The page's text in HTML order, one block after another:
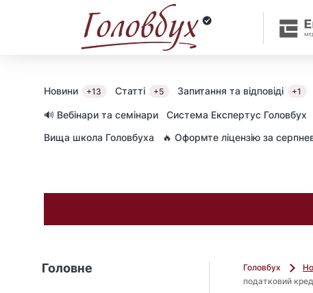
Новини +13 Статті +5 Запитання та відповіді +1
🔊 Вебінари та семінари Cистема Експертус Головбух
Вища школа Головбуха
🔥 Оформте ліцензію за
Головне Головбух
податковий